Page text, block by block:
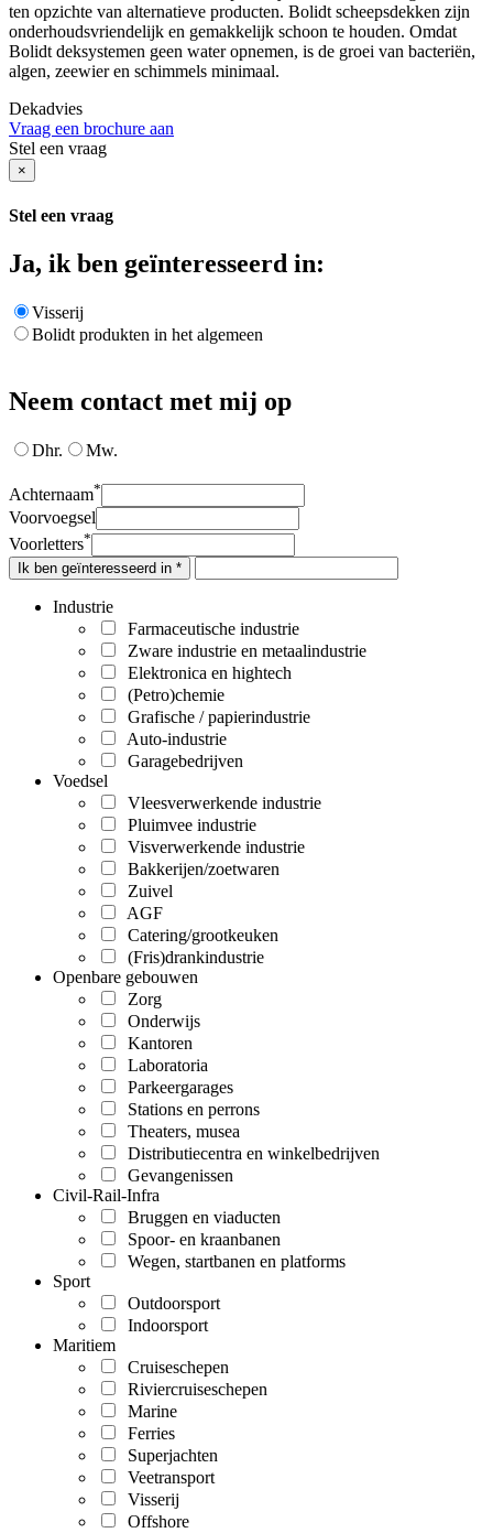
ten opzichte van alternatieve producten. Bolidt scheepsdekken zijn
onderhoudsvriendelijk en gemakkelijk schoon te houden. Omdat
Bolidt deksystemen geen water opnemen, is de groei van bacteriën,
algen, zeewier en schimmels minimaal.
Dekadvies
Vraag een brochure aan
Stel een vraag
×
Stel een vraag
Ja, ik ben geïnteresseerd in:
Visserij
Bolidt produkten in het algemeen
Neem contact met mij op
Dhr. Mw.
Achternaam*
Voorvoegsel
Voorletters*
Ik ben geïnteresseerd in *
Industrie
Farmaceutische industrie
Zware industrie en metaalindustrie
Elektronica en hightech
(Petro)chemie
Grafische / papierindustrie
Auto-industrie
Garagebedrijven
Voedsel
Vleesverwerkende industrie
Pluimvee industrie
Visverwerkende industrie
Bakkerijen/zoetwaren
Zuivel
AGF
Catering/grootkeuken
(Fris)drankindustrie
Openbare gebouwen
Zorg
Onderwijs
Kantoren
Laboratoria
Parkeergarages
Stations en perrons
Theaters, musea
Distributiecentra en winkelbedrijven
Gevangenissen
Civil-Rail-Infra
Bruggen en viaducten
Spoor- en kraanbanen
Wegen, startbanen en platforms
Sport
Outdoorsport
Indoorsport
Maritiem
Cruiseschepen
Riviercruiseschepen
Marine
Ferries
Superjachten
Veetransport
Visserij
Offshore